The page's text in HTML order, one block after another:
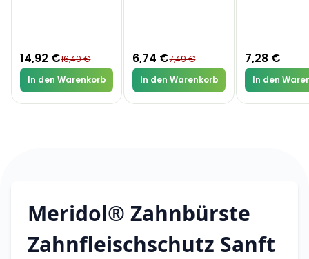
Categories
14,92 €16,40 €
In den Warenkorb
6,74 €7,49 €
In den Warenkorb
7,28 €
In den
Meridol® Zahnbürste
Zahnfleischschutz Sanft